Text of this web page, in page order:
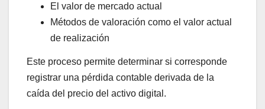
El valor de mercado actual
Métodos de valoración como el valor actual
de realización
Este proceso permite determinar si corresponde
registrar una pérdida contable derivada de la
caída del precio del activo digital.